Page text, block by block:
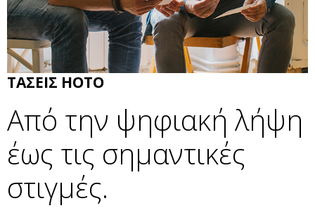
ΤΑΣΕΙΣ HOTO
Από την ψηφιακή λήψη
έως τις σημαντικές
στιγμές.